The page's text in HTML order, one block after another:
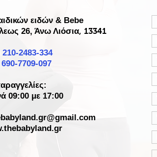
ειδών & Bebe
26, Άνω Λιόσια, 13341
210-2483-334
7709-097
09:00 με 17:00
thebabyland.gr